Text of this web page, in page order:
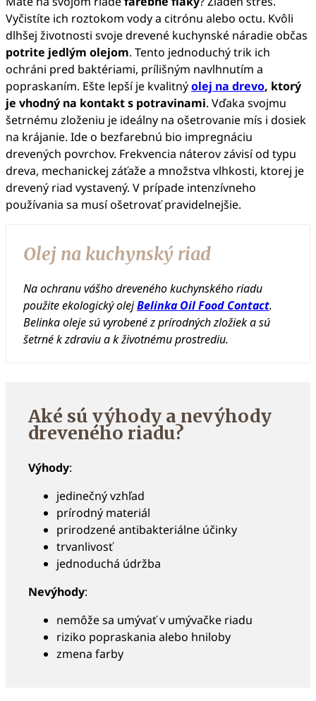
Vyčistíte ich roztokom vody a citrónu alebo octu. Kvôli
dlhšej životnosti svoje drevené kuchynské náradie občas
potrite jedlým olejom. Tento jednoduchý trik ich
ochráni pred baktériami, prílišným navlhnutím a
popraskaním. Ešte lepší je kvalitnýolej na drevo, ktorý
je vhodný na kontakt s potravinami. Vďaka svojmu
šetrnému zloženiu je ideálny na ošetrovanie mís i dosiek
na krájanie. Ide o bezfarebnú bio impregnáciu
drevených povrchov. Frekvencia náterov závisí od typu
dreva, mechanickej záťaže a množstva vlhkosti, ktorej je
drevený riad vystavený. V prípade intenzívneho
používania sa musí ošetrovať pravidelnejšie.
Olej na kuchynský riad
Na ochranu vášho dreveného kuchynského riadu
použite ekologický olejBelinka Oil Food Contact.
Belinka oleje sú vyrobené z prírodných zložiek a sú
šetrné k zdraviu a k životnému prostrediu.
Aké sú výhody a nevýhody
dreveného riadu?
Výhody:
jedinečný vzhľad
prírodný materiál
prirodzené antibakteriálne účinky
trvanlivosť
jednoduchá údržba
Nevýhody:
nemôže sa umývať v umývačke riadu
riziko popraskania alebo hniloby
zmena farby